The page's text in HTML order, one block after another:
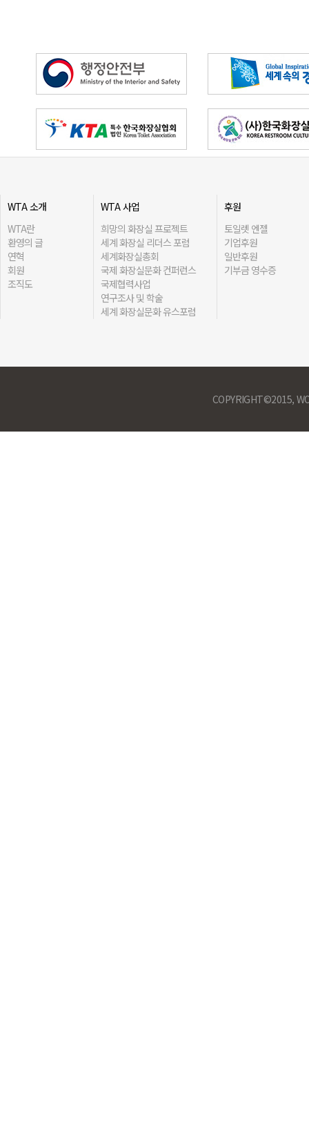
WTA 소개
WTA란
환영의 글
연혁
회원
조직도
WTA 사업
희망의 화장실 프로젝트
세계 화장실 리더스 포럼
세계화장실총회
국제 화장실문화 컨퍼런스
국제협력사업
연구조사 및 학술
세계 화장실문화 유스포럼
후원
토일렛 엔젤
기업후원
일반후원
기부금 영수증
COPYRIGHT©2015,